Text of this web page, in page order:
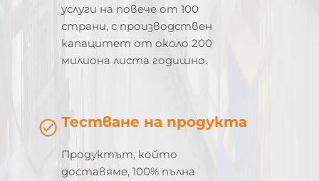
услуги на повече от 100
страни, с производствен
капацитет от около 200
милиона листа годишно.
Тестване на продукта
Продуктът, който
доставяме, 100% пълна